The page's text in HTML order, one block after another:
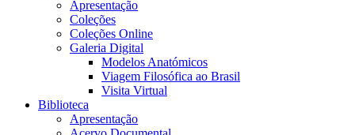
Apresentação
Coleções
Coleções Online
Galeria Digital
Modelos Anatómicos
Viagem Filosófica ao Brasil
Visita Virtual
Biblioteca
Apresentação